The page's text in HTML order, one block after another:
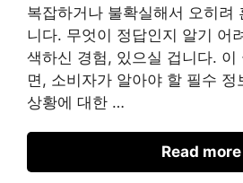
복잡하거나 불확실해서 오히려
니다. 무엇이 정답인지 알기 어
색하신 경험, 있으실 겁니다. 이
면, 소비자가 알아야 할 필수
상황에 대한 …
Read more